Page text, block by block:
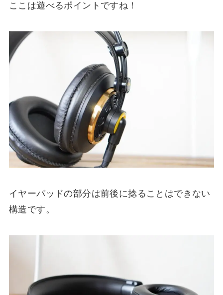
ここは遊べるポイントですね！
イヤーパッドの部分は前後に捻ることはできない
構造です。